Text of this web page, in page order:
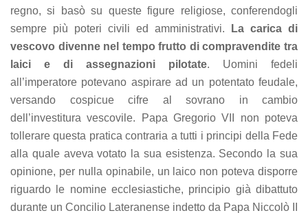
regno, si basò su queste figure religiose, conferendogli
sempre più poteri civili ed amministrativi.
La carica di
vescovo divenne nel tempo frutto di compravendite tra
laici
e di assegnazioni pilotate. Uomini fedeli
all’imperatore potevano aspirare ad un potentato feudale,
versando cospicue cifre al sovrano in cambio
dell’investitura vescovile. Papa Gregorio VII non poteva
tollerare questa pratica contraria a tutti i principi della Fede
alla quale aveva votato la sua esistenza. Secondo la sua
opinione, per nulla opinabile, un laico non poteva disporre
riguardo le nomine ecclesiastiche, principio già dibattuto
durante un Concilio Lateranense indetto da Papa Niccolò II